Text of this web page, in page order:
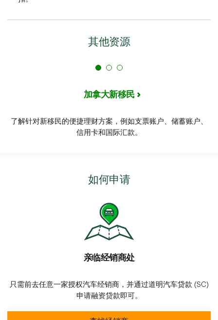
其他资源
加拿大新移民
了解针对新移民的便捷理财方案，例如支票账户、储蓄账户、
信用卡和国际汇款。
如何申请
亲临经销商处
只需前去任意一家授权汽车经销商，并通过道明汽车贷款 (SC)
申请融资贷款即可。